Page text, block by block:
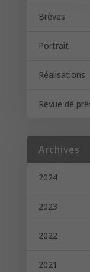
Brèves
Portrait
Réalisations
Revue de
Archives
2024
2023
2022
2021